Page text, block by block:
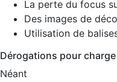
La perte du focus
Des images de
Utilisation de
Dérogations pour
Néant